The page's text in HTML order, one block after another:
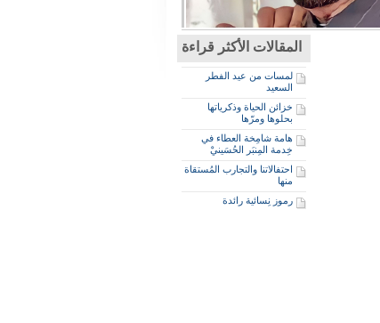
المقالات الأكثر قراءة
لمسات من عيد الفطر
السعيد
خزائن الحياة وذكرياتها
بحلوها ومرّها
هامة شامِخة العطاء في
خِدمة المِنبَر الحُسَينيْ
احتفالاتنا والتجارب المُستقاة
منها
رموز نِسائية رائدة